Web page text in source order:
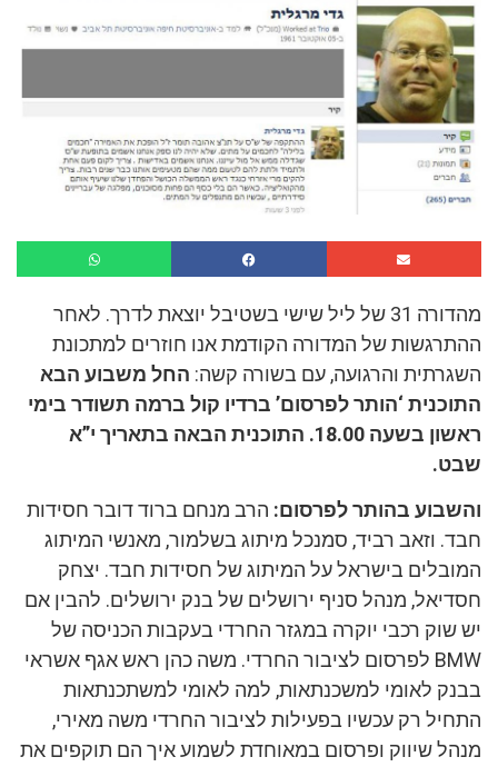
מהדורה 31 של ליל שישי בשטיבל יוצאת לדרך. לאחר
ההתרגשות של המדורה הקודמת אנו חוזרים למתכונת
השגרתית והרגועה, עם בשורה קשה: החל משבוע הבא
התוכנית ‘הותר לפרסום’ ברדיו קול ברמה תשודר בימי
ראשון בשעה 18.00. התוכנית הבאה בתאריך י”א
שבט.
והשבוע בהותר לפרסום: הרב מנחם ברוד דובר חסידות
חבד. וזאב רביד, סמנכל מיתוג בשלמור, מאנשי המיתוג
המובלים בישראל על המיתוג של חסידות חבד. יצחק
חסדיאל, מנהל סניף ירושלים של בנק ירושלים. להבין אם
יש שוק רכבי יוקרה במגזר החרדי בעקבות הכניסה של
BMW לפרסום לציבור החרדי. משה כהן ראש אגף אשראי
בבנק לאומי למשכנתאות, למה לאומי למשתכנתאות
התחיל רק עכשיו בפעילות לציבור החרדי משה מאירי,
מנהל שיווק ופרסום במאוחדת לשמוע איך הם תוקפים את